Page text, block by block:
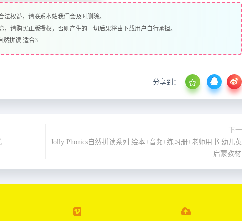
权益，请联系本站我们会及时删除。
请购买正版授权，否则产生的一切后果将由下载用户自行承担。
然拼读 适合3
分享到：
下
Jolly Phonics自然拼读系列 绘本+音频+练习册+老师用书 幼儿
启蒙教材